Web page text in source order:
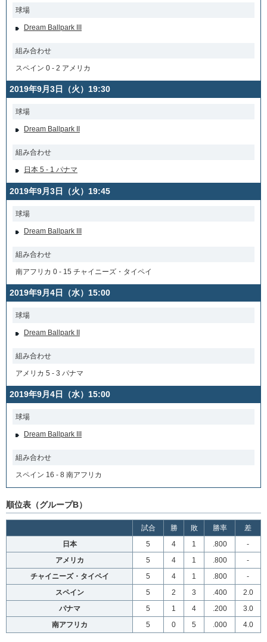
球場
Dream Ballpark III
組み合わせ
スペイン 0 - 2 アメリカ
2019年9月3日（火）19:30
球場
Dream Ballpark II
組み合わせ
日本 5 - 1 パナマ
2019年9月3日（火）19:45
球場
Dream Ballpark III
組み合わせ
南アフリカ 0 - 15 チャイニーズ・タイペイ
2019年9月4日（水）15:00
球場
Dream Ballpark II
組み合わせ
アメリカ 5 - 3 パナマ
2019年9月4日（水）15:00
球場
Dream Ballpark III
組み合わせ
スペイン 16 - 8 南アフリカ
順位表（グループB）
試合 勝 敗 勝率
差
日本
5 4 1 .800
-
アメリカ
5 4 1 .800
-
チャイニーズ・タイペイ
5 4 1 .800
-
スペイン
5 2 3 .400
2.0
パナマ
5 1 4 .200
3.0
南アフリカ
5 0 5 .000 4.0